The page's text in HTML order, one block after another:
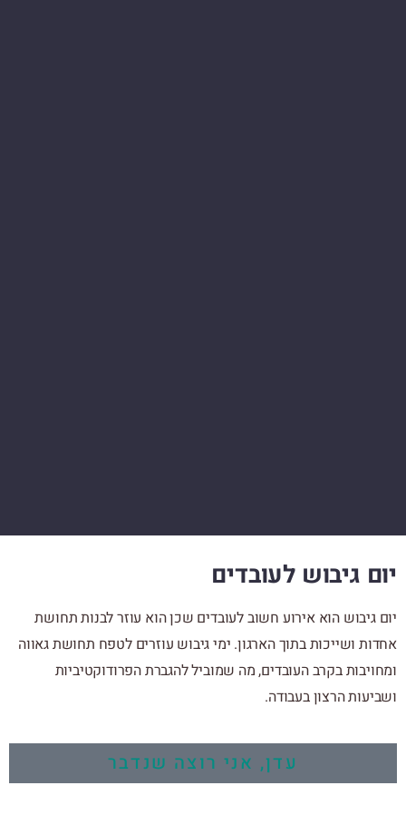
יום גיבוש לעובדים
יום גיבוש הוא אירוע חשוב לעובדים שכן הוא עוזר לבנות תחושת
אחדות ושייכות בתוך הארגון. ימי גיבוש עוזרים לטפח תחושת גאווה
ומחויבות בקרב העובדים, מה שמוביל להגברת הפרודוקטיביות
ושביעות הרצון בעבודה.
עדן, אני רוצה שנדבר